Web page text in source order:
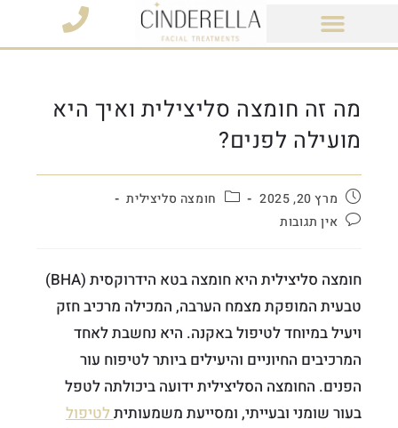
מה זה חומצה סליצילית ואיך היא
מועילה לפנים?
מרץ 20, 2025
חומצה סליצילית
אין תגובות
חומצה סליצילית היא חומצה בטא הידרוקסית (BHA)
טבעית המופקת מצמח הערבה, המכילה מרכיב חזק
ויעיל במיוחד לטיפול באקנה. היא נחשבת לאחד
המרכיבים החיוניים והיעילים ביותר לטיפוח עור
הפנים. החומצה הסליצילית ידועה ביכולתה לטפל
בעור שומני ובעייתי, ומסייעת משמעותיתלטיפול